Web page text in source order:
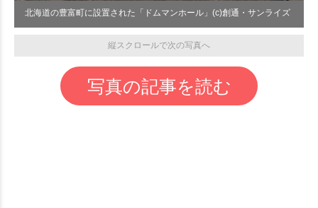
北海道の豊富町に設置された「ドムマンホール」(c)創通・サンライズ
縦スクロールで次の写真へ
写真の記事を読む